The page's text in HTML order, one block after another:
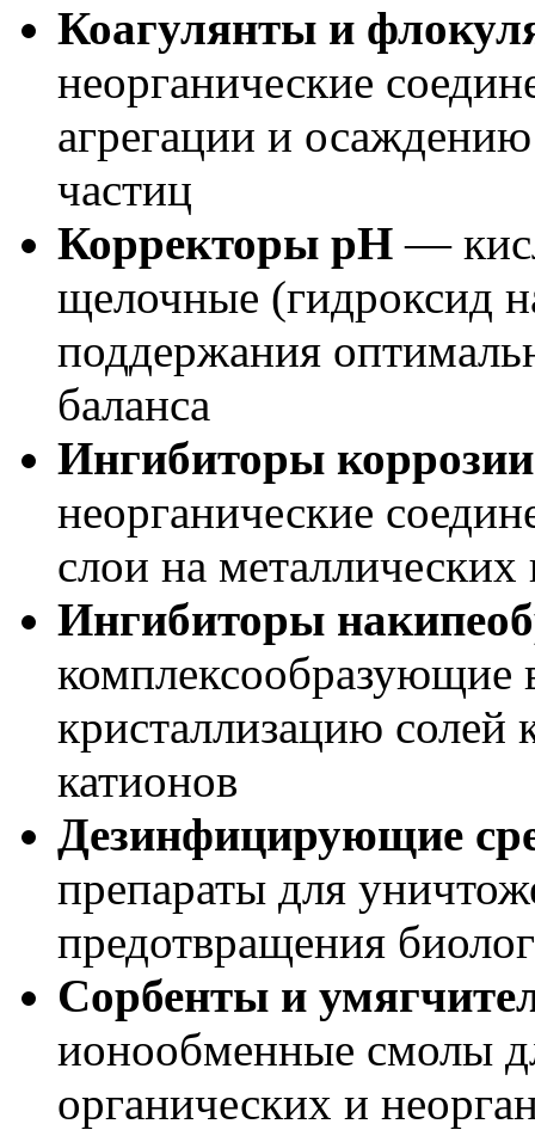
Коагулянты и
неорганические
агрегации и
частиц
Корректоры pH —
щелочные (гидроксид
поддержания
баланса
Ингибиторы коррозии
неорганические
слои на металлических
Ингибиторы
комплексообразующие
кристаллизацию солей
катионов
Дезинфицирующие
препараты для
предотвращения
Сорбенты и
ионообменные смолы
органических и